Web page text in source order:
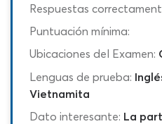
Respuestas
Puntuación mínima:
Ubicaciones del Examen:
Lenguas de prueba:
Vietnamita
Dato interesante: La